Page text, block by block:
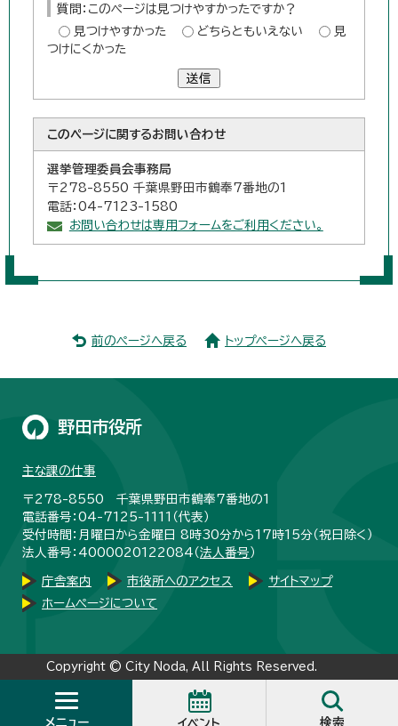
質問：このページは見つけやすかったですか？
見つけやすかった
どちらともいえない
見
つけにくかった
送信
このページに関するお問い合わせ
選挙管理委員会事務局
〒278-8550 千葉県野田市鶴奉7番地の1
電話：04-7123-1580
お問い合わせは専用フォームをご利用ください。
前のページへ戻る トップページへ戻る
メニュー イベント 検索
野田市役所
主な課の仕事
〒278-8550 千葉県野田市鶴奉7番地の1
電話番号：04-7125-1111（代表）
受付時間：月曜日から金曜日 8時30分から17時15分（祝日除く）
法人番号：4000020122084（法人番号 ）
庁舎案内 市役所へのアクセス
サイトマップ
ホームページについて
Copyright © City Noda, All Rights Reserved.